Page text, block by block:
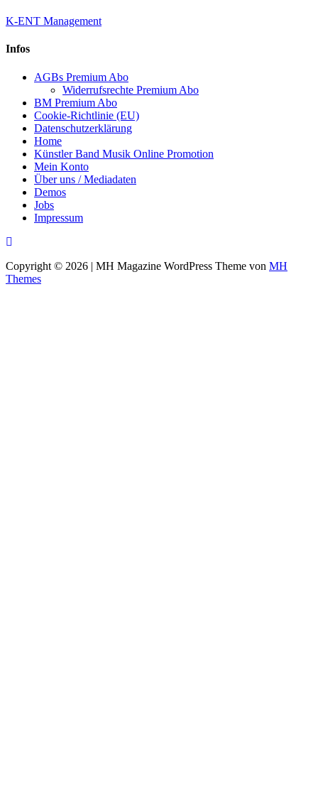
K-ENT Management
Infos
AGBs Premium Abo
Widerrufsrechte Premium Abo
BM Premium Abo
Cookie-Richtlinie (EU)
Datenschutzerklärung
Home
Künstler Band Musik Online Promotion
Mein Konto
Über uns / Mediadaten
Demos
Jobs
Impressum
Copyright © 2026 | MH Magazine WordPress Theme von MH
Themes